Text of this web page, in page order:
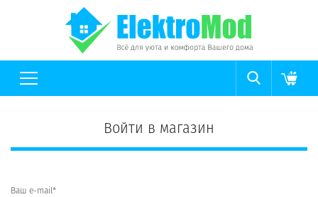
Войти в магазин
Ваш e-mail*